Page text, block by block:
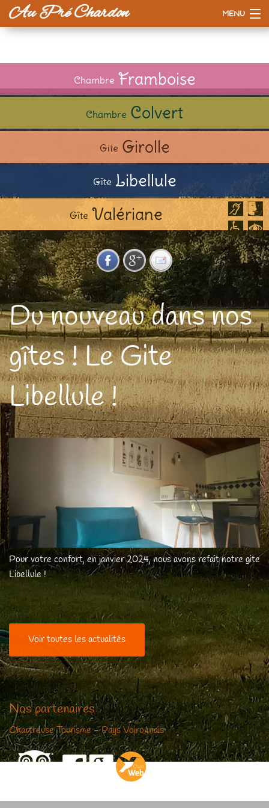
Au Pré Chardon MENU
Chambre Framboise
Chambre Colvert
Gite Girolle
Gîte Libellule
Gîte Valériane
Du nouveau dans nos
gîtes ! Le Gite
Libellule !
Pour votre confort, en janvier 2024, nous avons refait notre gite
Libellule !
Voir toutes les actualités
Nos partenaires
Chartreuse Tourisme-Pays Voironnais